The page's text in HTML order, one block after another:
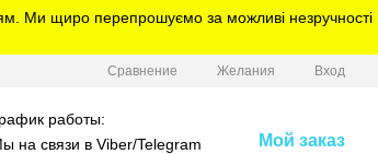
Ми щиро перепрошуємо за можливі незручності
Сравнение Желания Вход
работы:
на связи в Viber/Telegram
Мой заказ